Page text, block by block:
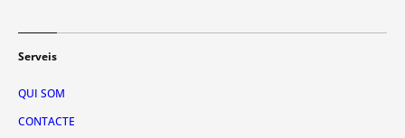
Serveis
QUI SOM
CONTACTE